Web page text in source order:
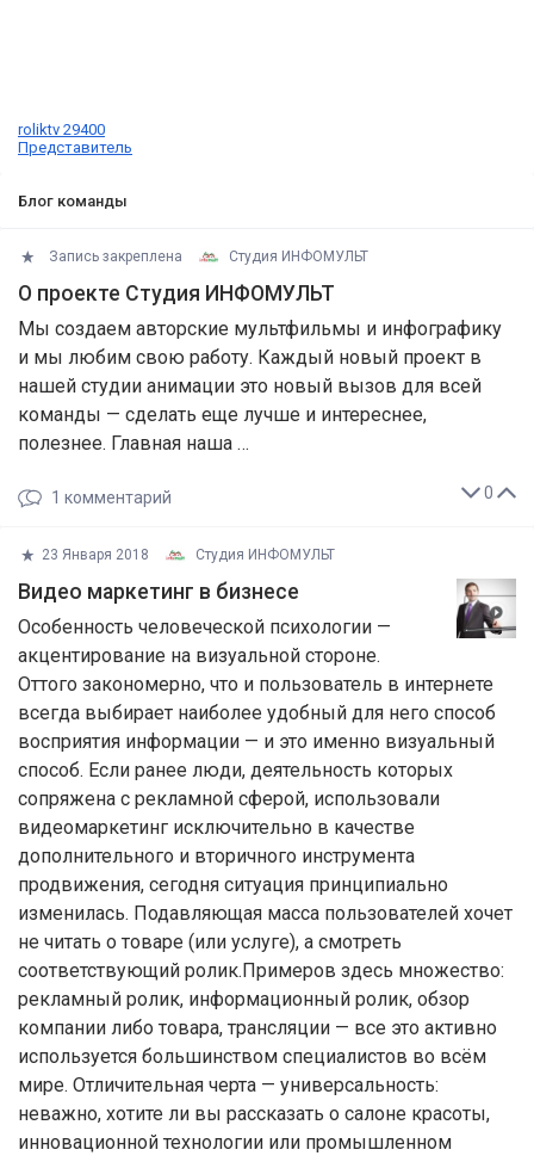
roliktv 29400
Представитель
Блог команды
Запись закреплена Студия ИНФОМУЛЬТ
О проекте Студия ИНФОМУЛЬТ
Мы создаем авторские мультфильмы и инфографику
и мы любим свою работу. Каждый новый проект в
нашей студии анимации это новый вызов для всей
команды — сделать еще лучше и интереснее,
полезнее. Главная наша …
0
1 комментарий
23 Января 2018 Студия ИНФОМУЛЬТ
Видео маркетинг в бизнесе
Особенность человеческой психологии —
акцентирование на визуальной стороне.
Оттого закономерно, что и пользователь в интернете
всегда выбирает наиболее удобный для него способ
восприятия информации — и это именно визуальный
способ. Если ранее люди, деятельность которых
сопряжена с рекламной сферой, использовали
видеомаркетинг исключительно в качестве
дополнительного и вторичного инструмента
продвижения, сегодня ситуация принципиально
изменилась. Подавляющая масса пользователей хочет
не читать о товаре (или услуге), а смотреть
соответствующий ролик.Примеров здесь множество:
рекламный ролик, информационный ролик, обзор
компании либо товара, трансляции — все это активно
используется большинством специалистов во всём
мире. Отличительная черта — универсальность:
неважно, хотите ли вы рассказать о салоне красоты,
инновационной технологии или промышленном